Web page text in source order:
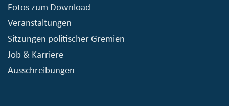
Fotos zum Download
Veranstaltungen
Sitzungen politischer Gremien
Job & Karriere
Ausschreibungen